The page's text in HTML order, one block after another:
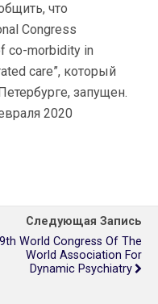
что
Congress
co-morbidity in
care”, который
запущен.
2020
Следующая Запись
World Congress Of The
World Association For
Dynamic Psychiatry